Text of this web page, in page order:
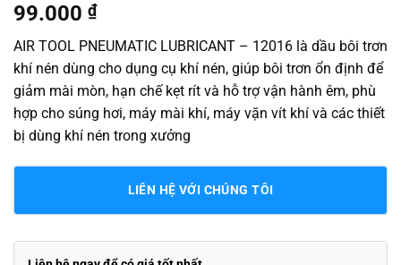
99.000 ₫
AIR TOOL PNEUMATIC LUBRICANT – 12016 là dầu bôi trơn
khí nén dùng cho dụng cụ khí nén, giúp bôi trơn ổn định để
giảm mài mòn, hạn chế kẹt rít và hỗ trợ vận hành êm, phù
hợp cho súng hơi, máy mài khí, máy vặn vít khí và các thiết
bị dùng khí nén trong xưởng
LIÊN HỆ VỚI CHÚNG TÔI